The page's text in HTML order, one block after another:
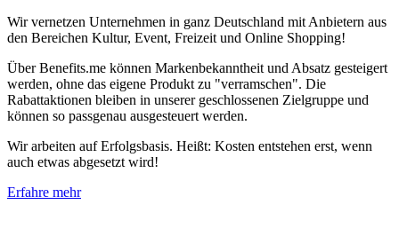
Wir vernetzen Unternehmen in ganz Deutschland mit Anbietern aus
den Bereichen Kultur, Event, Freizeit und Online Shopping!
Über Benefits.me können Markenbekanntheit und Absatz gesteigert
werden, ohne das eigene Produkt zu "verramschen". Die
Rabattaktionen bleiben in unserer geschlossenen Zielgruppe und
können so passgenau ausgesteuert werden.
Wir arbeiten auf Erfolgsbasis. Heißt: Kosten entstehen erst, wenn
auch etwas abgesetzt wird!
Erfahre mehr